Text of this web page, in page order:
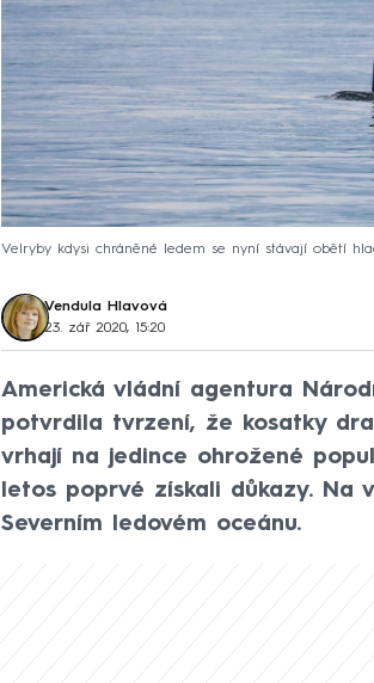
Velryby kdysi chráněné ledem se nyní stávají obětí
Vendula Hlavová
23. zář 2020, 15:20
Americká vládní agentura
potvrdila tvrzení, že kosatky
vrhají na jedince ohrožené
letos poprvé získali důkazy. Na
Severním ledovém oceánu.